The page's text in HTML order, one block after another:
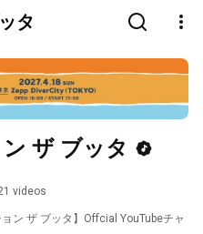
タ
ザ ブッタ
videos
ン ザ ブッタ】Offcial YouTubeチャ